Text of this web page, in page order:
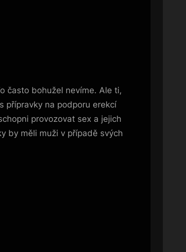
často bohužel nevíme. Ale ti,
přípravky na podporu erekcí
provozovat sex a jejich
by měli muži v případě svých